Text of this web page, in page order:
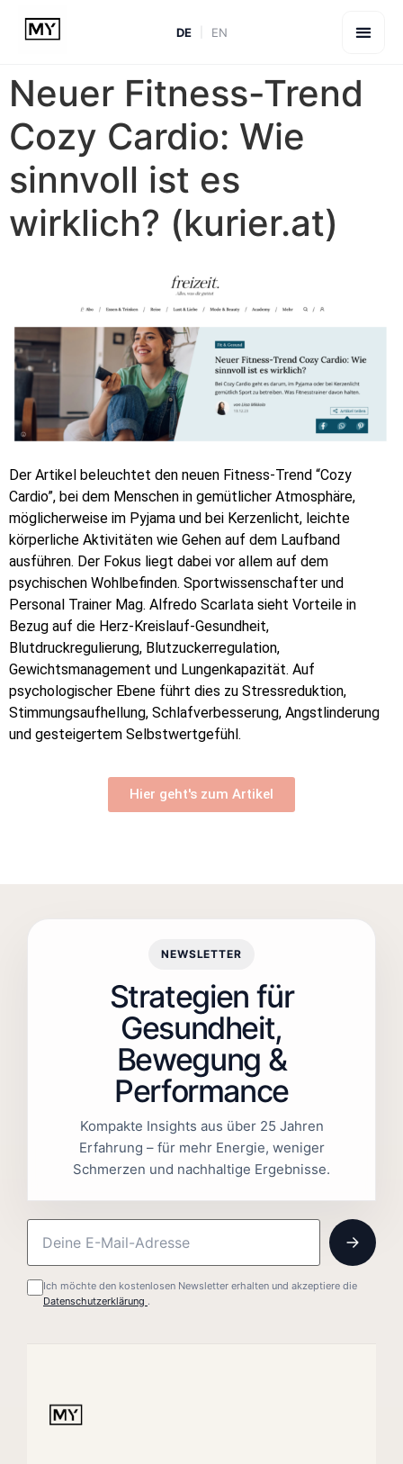
DE EN
Neuer Fitness-Trend
Cozy Cardio: Wie
sinnvoll ist es
wirklich? (kurier.at)
Der Artikel beleuchtet den neuen Fitness-Trend “Cozy
Cardio”, bei dem Menschen in gemütlicher Atmosphäre,
möglicherweise im Pyjama und bei Kerzenlicht, leichte
körperliche Aktivitäten wie Gehen auf dem Laufband
ausführen. Der Fokus liegt dabei vor allem auf dem
psychischen Wohlbefinden. Sportwissenschafter und
Personal Trainer Mag. Alfredo Scarlata sieht Vorteile in
Bezug auf die Herz-Kreislauf-Gesundheit,
Blutdruckregulierung, Blutzuckerregulation,
Gewichtsmanagement und Lungenkapazität. Auf
psychologischer Ebene führt dies zu Stressreduktion,
Stimmungsaufhellung, Schlafverbesserung, Angstlinderung
und gesteigertem Selbstwertgefühl.
Hier geht's zum Artikel
NEWSLETTER
Strategien für
Gesundheit,
Bewegung &
Performance
Kompakte Insights aus über 25 Jahren
Erfahrung – für mehr Energie, weniger
Schmerzen und nachhaltige Ergebnisse.
Ich möchte den kostenlosen Newsletter erhalten und akzeptiere die
Datenschutzerklärung .